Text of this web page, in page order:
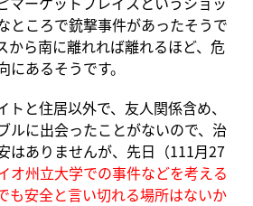
ところで銃撃事件があったそうで
から南に離れれば離れるほど、危
あるそうです。
と住居以外で、友人関係含め、
ルに出会ったことがないので、治
はありませんが、先日（111月27
オ州立大学での事件などを考える
も安全と言い切れる場所はないか